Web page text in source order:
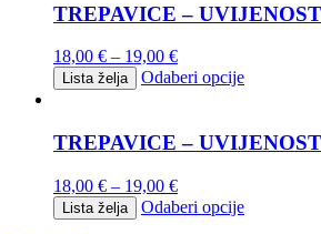
TREPAVICE –
18,00 € – 19,00 €
Lista želja Odaberi opcije
TREPAVICE –
18,00 € – 19,00 €
Lista želja Odaberi opcije